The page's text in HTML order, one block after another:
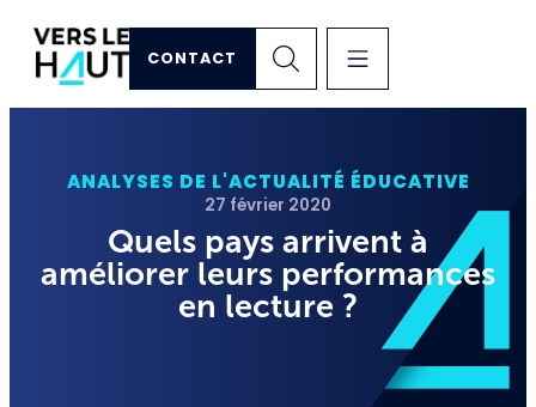
CONTACT
ANALYSES DE L'ACTUALITÉ ÉDUCATIVE
27 février 2020
Quels pays arrivent à
améliorer leurs performances
en lecture ?